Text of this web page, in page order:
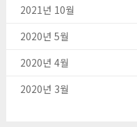
2021년 10월
2020년 5월
2020년 4월
2020년 3월